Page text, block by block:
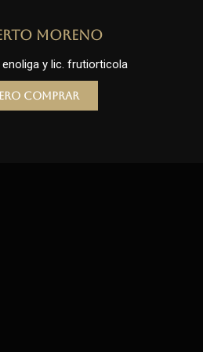
Moreno
y lic. frutiorticola
comprar